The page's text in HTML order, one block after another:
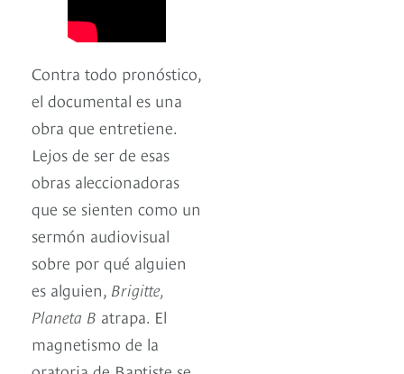
Contra todo pronóstico,
el documental es una
obra que entretiene.
Lejos de ser de esas
obras aleccionadoras
que se sienten como un
sermón audiovisual
sobre por qué alguien
es alguien, Brigitte,
Planeta B atrapa. El
magnetismo de la